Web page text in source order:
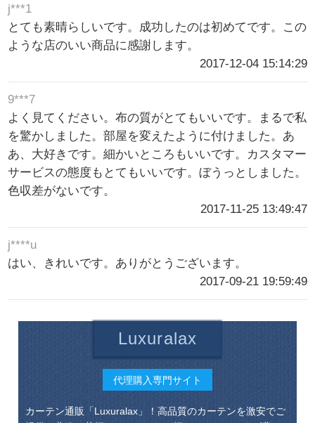
j***1
とても素晴らしいです。成功したのは初めてです。この
ような店のいい商品に感謝します。
2017-12-04 15:14:29
9***7
よく見てください。布の質がとてもいいです。まるで私
を驚かしました。部屋を変えたように付けました。あ
あ、大好きです。細かいところもいいです。カスタマー
サービスの態度もとてもいいです。ぼうっとしました。
色収差がないです。
2017-11-25 13:49:47
j****u
はい、きれいです。ありがとうございます。
2017-09-21 19:59:49
Luxuralax
代理購入専門サイト
カーテン通販「Luxuralax」！高品質のカーテンを激安でご